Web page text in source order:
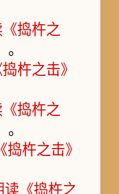
捣杵之
。
杵之击》
捣杵之
。
捣杵之击》
读《捣杵之